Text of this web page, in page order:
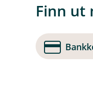
Finn ut